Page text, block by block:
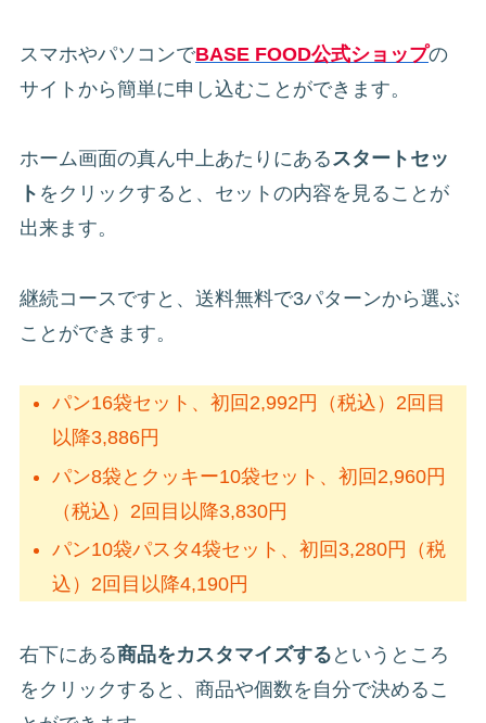
スマホやパソコンでBASE FOOD公式ショップの
サイトから簡単に申し込むことができます。
ホーム画面の真ん中上あたりにあるスタートセッ
ト をクリックすると、セットの内容を見ることが
出来ます。
継続コースですと、送料無料で3パターンから選ぶ
ことができます。
パン16袋セット、初回2,992円（税込）2回目
以降3,886円
パン8袋とクッキー10袋セット、初回2,960円
（税込）2回目以降3,830円
パン10袋パスタ4袋セット、初回3,280円（税
込）2回目以降4,190円
右下にある商品をカスタマイズする というところ
をクリックすると、商品や個数を自分で決めるこ